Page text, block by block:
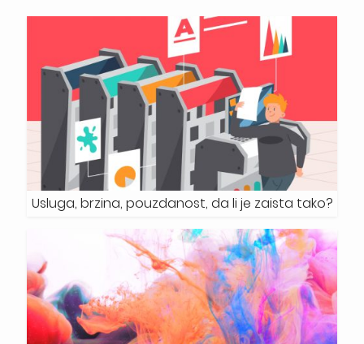
Usluga, brzina, pouzdanost, da li je zaista tako?